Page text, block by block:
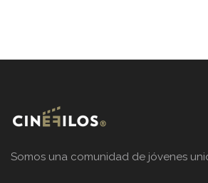
Somos una comunidad de jóvenes